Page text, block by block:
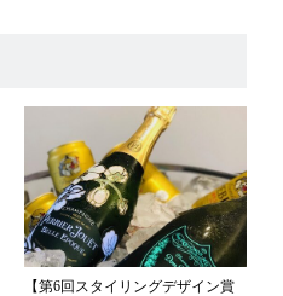
【第6回スタイリングデザイン賞